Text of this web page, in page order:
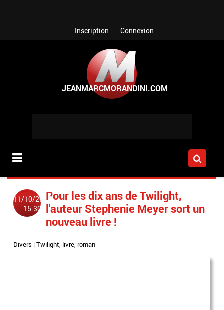
Inscription Connexion
11/10/2015
15:30
Pour les dix ans de Twilight,
l'auteur Stephenie Meyer sort un
nouveau livre !
Divers |Twilight, livre,roman